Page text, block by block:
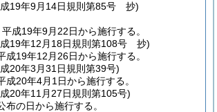
19年9月14日規則第85号 抄)
成19年9月22日から施行する。
19年12月18日規則第108号 抄)
成19年12月26日から施行する。
20年3月31日規則第39号)
成20年4月1日から施行する。
20年11月27日規則第105号)
布の日から施行する。